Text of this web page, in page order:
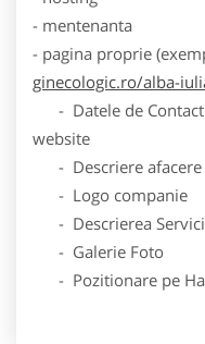
- mentenanta
- pagina proprie
ginecologic.ro/alba-
- Datele de Contact
website
- Descriere afacere
- Logo companie
- Descrierea
- Galerie Foto
- Pozitionare pe